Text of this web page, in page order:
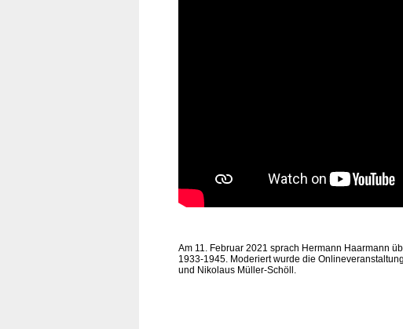
Am 11. Februar 2021 sprach Hermann Haarmann
1933-1945. Moderiert wurde die
und Nikolaus Müller-Schöll.